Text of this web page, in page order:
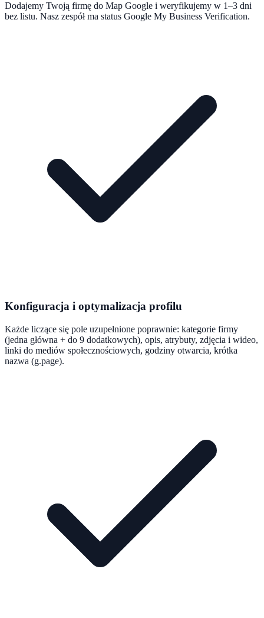
Dodajemy Twoją firmę do Map Google i weryfikujemy w 1–3 dni
bez listu. Nasz zespół ma status Google My Business Verification.
Konfiguracja i optymalizacja profilu
Każde liczące się pole uzupełnione poprawnie: kategorie firmy
(jedna główna + do 9 dodatkowych), opis, atrybuty, zdjęcia i wideo,
linki do mediów społecznościowych, godziny otwarcia, krótka
nazwa (g.page).